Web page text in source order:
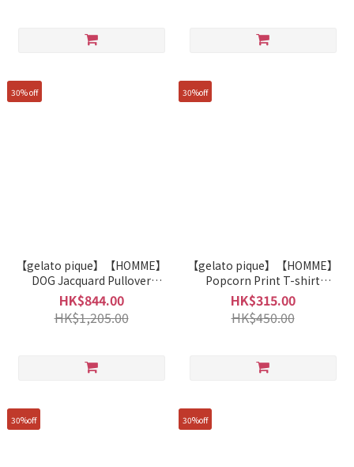
30% off
【gelato pique】【HOMME】
DOG Jacquard Pullover
Sweater + Pants Set
PMNT255102
HK$844.00
HK$1,205.00
30%off
【gelato pique】【HOMME】
Popcorn Print T-shirt
PMCT261373
HK$315.00
HK$450.00
30%off 30%off